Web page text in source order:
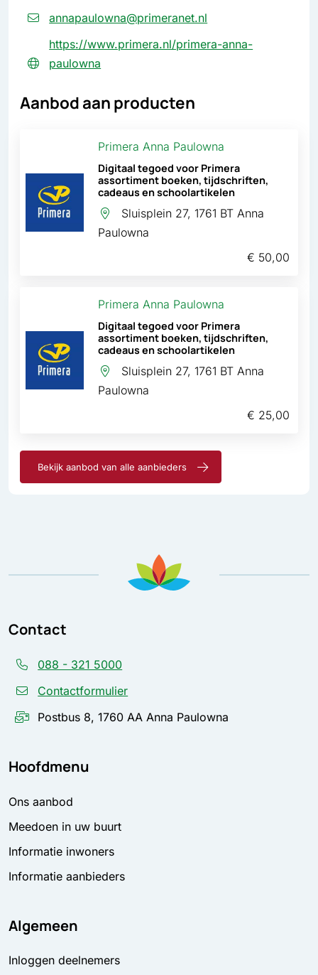
annapaulowna@primeranet.nl
https://www.primera.nl/primera-anna-
paulowna
Aanbod aan producten
Digitaal tegoed voor Primera
assortiment boeken, tijdschriften,
cadeaus en schoolartikelen
Primera Anna Paulowna
Sluisplein 27, 1761 BT Anna
Paulowna
€ 50,00
Digitaal tegoed voor Primera
assortiment boeken, tijdschriften,
cadeaus en schoolartikelen
Primera Anna Paulowna
Sluisplein 27, 1761 BT Anna
Paulowna
€ 25,00
Bekijk aanbod van alle aanbieders
Contact
088 - 321 5000
Contactformulier
Postbus 8, 1760 AA Anna Paulowna
Hoofdmenu
Ons aanbod
Meedoen in uw buurt
Informatie inwoners
Informatie aanbieders
Algemeen
Inloggen deelnemers